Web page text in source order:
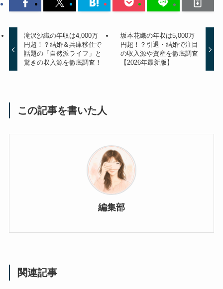
滝沢沙織の年収は4,000万
円超！？結婚＆兵庫移住で
話題の「自然派ライフ」と
驚きの収入源を徹底調査！
坂本花織の年収は5,000万
円超！？引退・結婚で注目
の収入源や資産を徹底調査
【2026年最新版】
この記事を書いた人
編集部
関連記事